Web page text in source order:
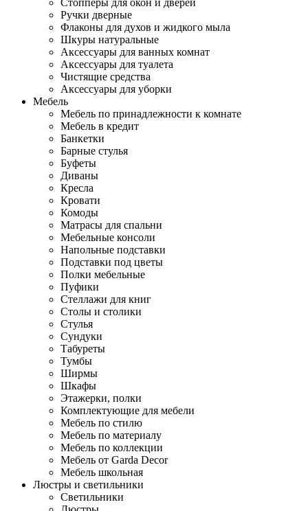
Стопперы для окон и дверей
Ручки дверные
Флаконы для духов и жидкого мыла
Шкуры натуральные
Аксессуары для ванных комнат
Аксессуары для туалета
Чистящие средства
Аксессуары для уборки
Мебель
Мебель по принадлежности к комнате
Мебель в кредит
Банкетки
Барные стулья
Буфеты
Диваны
Кресла
Кровати
Комоды
Матрасы для спальни
Мебельные консоли
Напольные подставки
Подставки под цветы
Полки мебельные
Пуфики
Стеллажи для книг
Столы и столики
Стулья
Сундуки
Табуреты
Тумбы
Ширмы
Шкафы
Этажерки, полки
Комплектующие для мебели
Мебель по стилю
Мебель по материалу
Мебель по коллекции
Мебель от Garda Decor
Мебель школьная
Люстры и светильники
Светильники